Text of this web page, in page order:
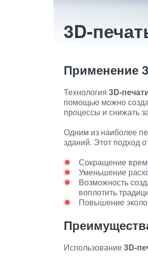
3D-
Применение
Технология 3D-
помощью можно
процессы и снижать
Одним из наиболее
зданий. Этот подход
Сокращение
Уменьшение
Возможность
воплотить
Повышение
Использование3D-